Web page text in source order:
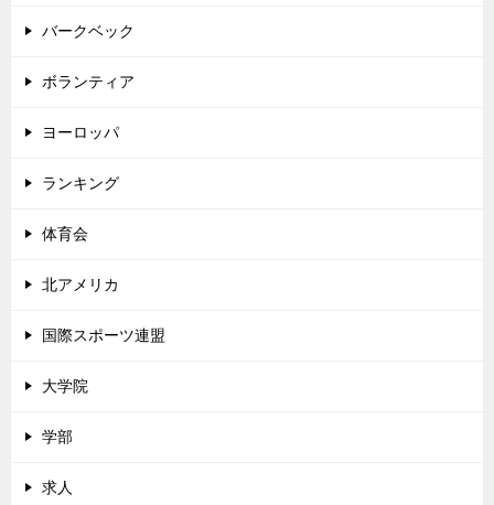
バークベック
ボランティア
ヨーロッパ
ランキング
体育会
北アメリカ
国際スポーツ連盟
大学院
学部
求人